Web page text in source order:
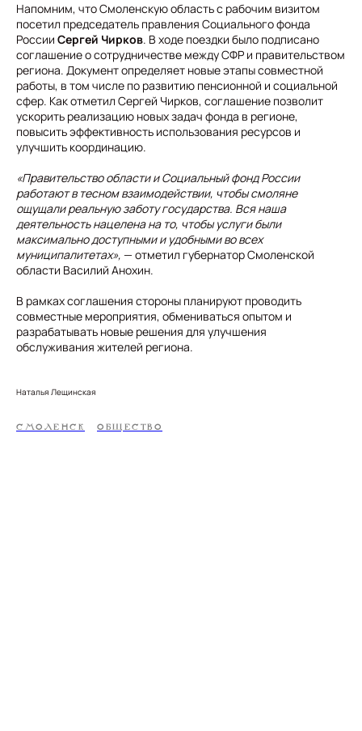
Напомним, что Смоленскую область с рабочим визитом
посетил председатель правления Социального фонда
России Сергей Чирков. В ходе поездки было подписано
соглашение о сотрудничестве между СФР и правительством
региона. Документ определяет новые этапы совместной
работы, в том числе по развитию пенсионной и социальной
сфер. Как отметил Сергей Чирков, соглашение позволит
ускорить реализацию новых задач фонда в регионе,
повысить эффективность использования ресурсов и
улучшить координацию.
«Правительство области и Социальный фонд России
работают в тесном взаимодействии, чтобы смоляне
ощущали реальную заботу государства. Вся наша
деятельность нацелена на то, чтобы услуги были
максимально доступными и удобными во всех
муниципалитетах», — отметил губернатор Смоленской
области Василий Анохин.
В рамках соглашения стороны планируют проводить
совместные мероприятия, обмениваться опытом и
разрабатывать новые решения для улучшения
обслуживания жителей региона.
Наталья Лещинская
СМОЛЕНСК ОБЩЕСТВО